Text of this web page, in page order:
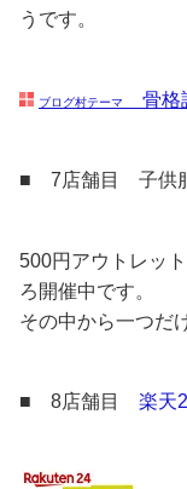
うです。
ブログ村テーマ 骨格
■ 7店舗目 子供服
500円アウトレッ
ろ開催中です。
その中から一つだ
■ 8店舗目 楽天